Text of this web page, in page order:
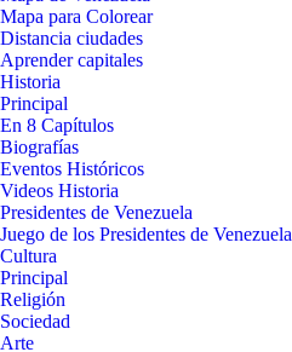
Mapa para Colorear
Distancia ciudades
Aprender capitales
Historia
Principal
En 8 Capítulos
Biografías
Eventos Históricos
Videos Historia
Presidentes de Venezuela
Juego de los Presidentes de Venezuela
Cultura
Principal
Religión
Sociedad
Arte